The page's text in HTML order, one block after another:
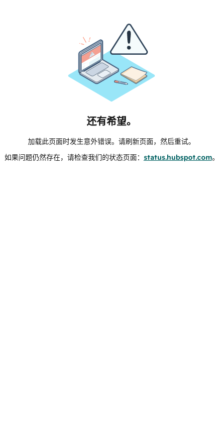
还有希望。
加载此页面时发生意外错误。请刷新页面，然后重试。
如果问题仍然存在，请检查我们的状态页面： status.hubspot.com。